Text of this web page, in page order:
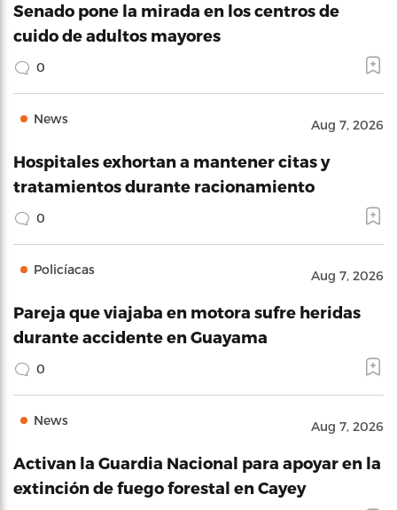
Senado pone la mirada en los centros de
cuido de adultos mayores
0
News Aug 7, 2026
Hospitales exhortan a mantener citas y
tratamientos durante racionamiento
0
Policíacas Aug 7, 2026
Pareja que viajaba en motora sufre heridas
durante accidente en Guayama
0
News Aug 7, 2026
Activan la Guardia Nacional para apoyar en la
extinción de fuego forestal en Cayey